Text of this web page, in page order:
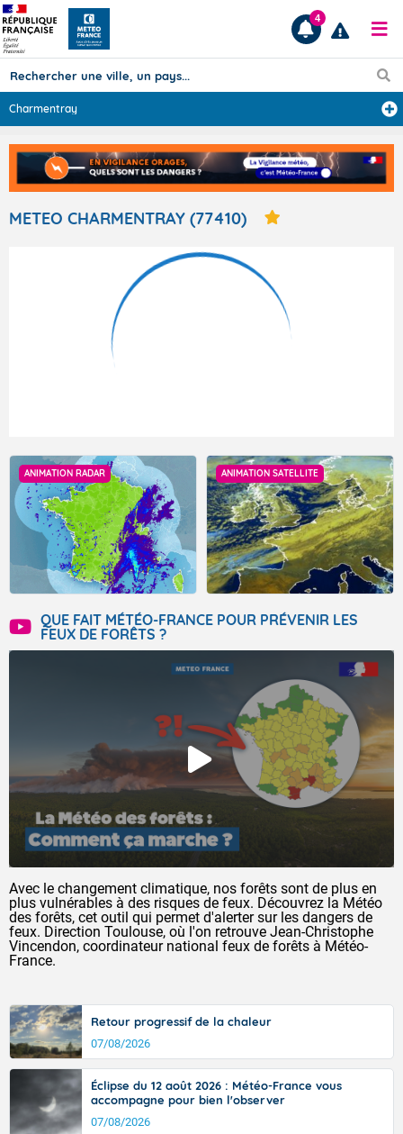
Prévisions
TOUS LES RÉSULTATS
4
Charmentray
METEO CHARMENTRAY (77410)
ANIMATION RADAR ANIMATION SATELLITE
QUE FAIT MÉTÉO-FRANCE POUR PRÉVENIR LES
FEUX DE FORÊTS ?
Avec le changement climatique, nos forêts sont de plus en
plus vulnérables à des risques de feux. Découvrez la Météo
des forêts, cet outil qui permet d'alerter sur les dangers de
feux. Direction Toulouse, où l'on retrouve Jean-Christophe
Vincendon, coordinateur national feux de forêts à Météo-
France.
Retour progressif de la chaleur
07/08/2026
Éclipse du 12 août 2026 : Météo-France vous
accompagne pour bien l'observer
07/08/2026